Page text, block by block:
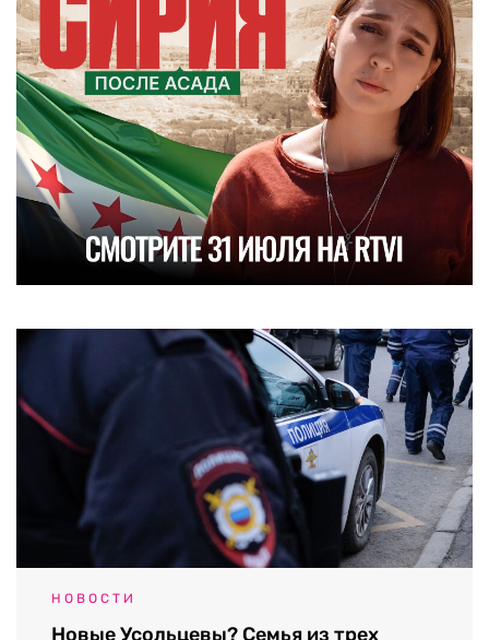
НОВОСТИ
Новые Усольцевы? Семья из трех